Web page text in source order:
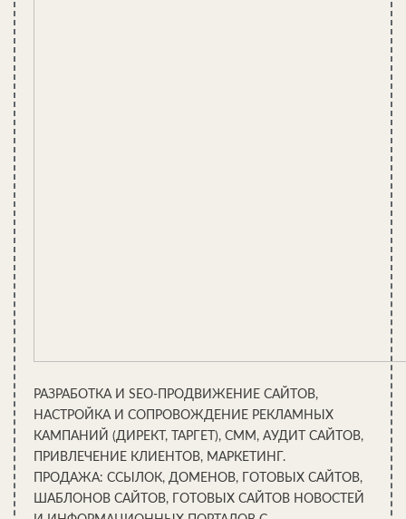
Деревянный дом с уникальной крышей
Организация хранения в прихожей: фотопримеры
РАЗРАБОТКА И SEO-ПРОДВИЖЕНИЕ САЙТОВ,
НАСТРОЙКА И СОПРОВОЖДЕНИЕ РЕКЛАМНЫХ
КАМПАНИЙ (ДИРЕКТ, ТАРГЕТ), СММ, АУДИТ САЙТОВ,
ПРИВЛЕЧЕНИЕ КЛИЕНТОВ, МАРКЕТИНГ.
ПРОДАЖА: ССЫЛОК, ДОМЕНОВ, ГОТОВЫХ САЙТОВ,
ШАБЛОНОВ САЙТОВ, ГОТОВЫХ САЙТОВ НОВОСТЕЙ